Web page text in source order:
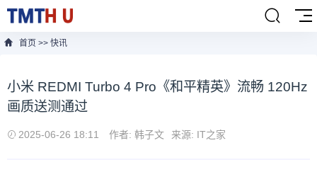
首页 >> 快讯
小米 REDMI Turbo 4 Pro《和平精英》流畅 120Hz
画质送测通过
2025-06-26 18:11 作者: 韩子文 来源: IT之家